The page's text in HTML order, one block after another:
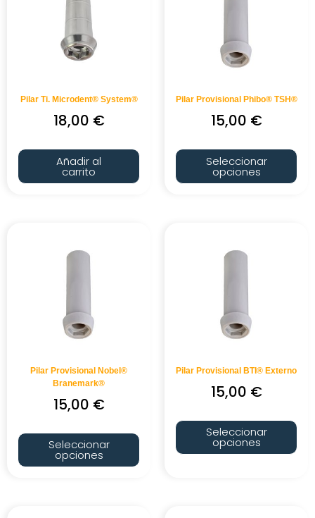
Pilar Ti. Microdent® System®
18,00 €
Añadir al
carrito
Pilar Provisional Phibo® TSH®
15,00 €
Seleccionar
opciones
Pilar Provisional Nobel®
Branemark®
15,00 €
Seleccionar
opciones
Pilar Provisional BTI® Externo
15,00 €
Seleccionar
opciones